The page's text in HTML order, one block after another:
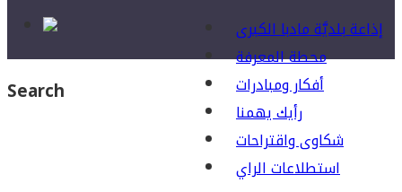
إذاعة بلديَّة مادبا الكبرى
محطة المعرفة
أفكار ومبادرات
رأيك يهمنا
شكاوى واقتراحات
استطلاعات الراي
Search